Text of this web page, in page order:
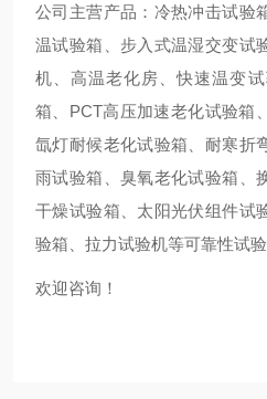
公司主营产品：冷热冲击试验
温试验箱、步入式温湿交变试
机、高温老化房、快速温变
箱、PCT高压加速老化试验箱
氙灯耐候老化试验箱、耐寒折
雨试验箱、臭氧老化试验箱、
干燥试验箱、太阳光伏组件试
验箱、拉力试验机等可靠性试
欢迎咨询！